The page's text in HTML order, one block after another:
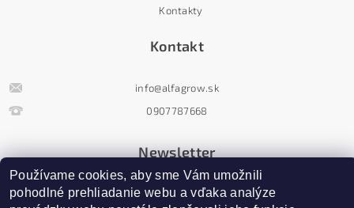
Kontakty
Kontakt
info@alfagrow.sk
0907787668
Newsletter
Používame cookies, aby sme Vám umožnili
pohodlné prehliadanie webu a vďaka analýze